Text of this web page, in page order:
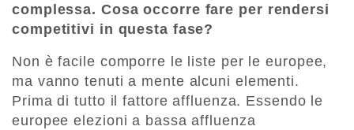
complessa. Cosa occorre fare per rendersi
competitivi in questa fase?
Non è facile comporre le liste per le europee,
ma vanno tenuti a mente alcuni elementi.
Prima di tutto il fattore affluenza. Essendo le
europee elezioni a bassa affluenza